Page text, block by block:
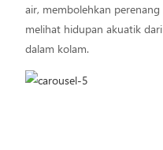
air, membolehkan perenang
melihat hidupan akuatik dari
dalam kolam.